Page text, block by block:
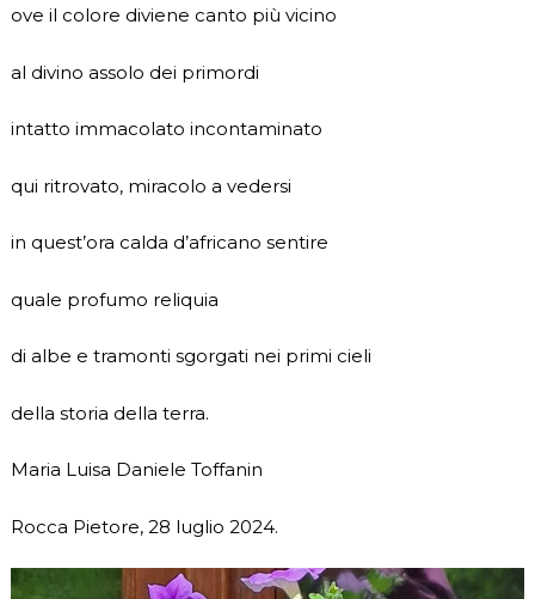
ove il colore diviene canto più vicino
al divino assolo dei primordi
intatto immacolato incontaminato
qui ritrovato, miracolo a vedersi
in quest’ora calda d’africano sentire
quale profumo reliquia
di albe e tramonti sgorgati nei primi cieli
della storia della terra.
Maria Luisa Daniele Toffanin
Rocca Pietore, 28 luglio 2024.